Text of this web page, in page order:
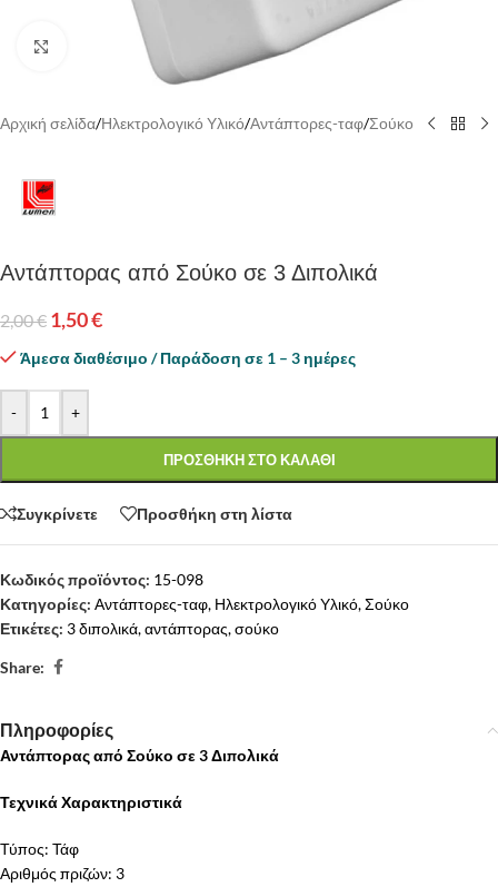
Κάντε κλικ για να μεγεθύνετε
Αρχική σελίδα/Ηλεκτρολογικό Υλικό/Αντάπτορες-ταφ/Σούκο
Αντάπτορας από Σούκο σε 3 Διπολικά
2,00€ 1,50€
Άμεσα διαθέσιμο / Παράδοση σε 1 – 3 ημέρες
- +
ΠΡΟΣΘΗΚΗ ΣΤΟ ΚΑΛΑΘΙ
Συγκρίνετε Προσθήκη στη λίστα
Κωδικός προϊόντος: 15-098
Κατηγορίες: Αντάπτορες-ταφ, Ηλεκτρολογικό Υλικό,Σούκο
Ετικέτες: 3 διπολικά,αντάπτορας,σούκο
Share:
Πληροφορίες
Αντάπτορας από Σούκο σε 3 Διπολικά
Τεχνικά Χαρακτηριστικά
Τύπος: Τάφ
Αριθμός πριζών: 3